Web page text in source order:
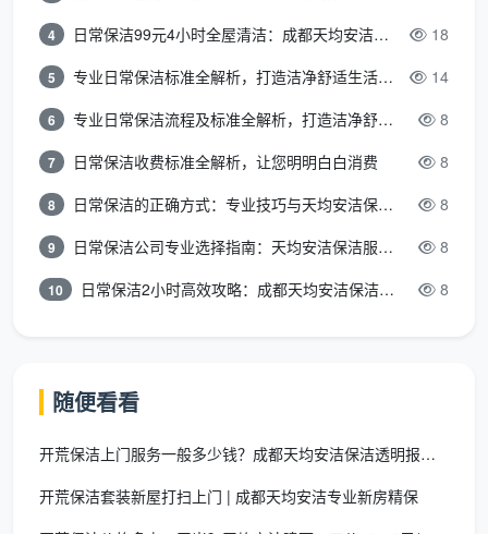
洁净度。
开荒跟精保洁标准已经不是保洁人员单方面的事，更是
业主保障自家空气质量与生活品质的一把尺子。成都天
见、可触、可感的明确规范，让验收不再是走过场。
秩序和呼吸感的回归。真正吃透这套精开荒跟精保洁标
4 日常保洁99元4小时全屋清洁：成都天均安洁保洁超值服务全解析 18
5 专业日常保洁标准全解析，打造洁净舒适生活空间 14
6 专业日常保洁流程及标准全解析，打造洁净舒适环境 8
7 日常保洁收费标准全解析，让您明明白白消费 8
8 日常保洁的正确方式：专业技巧与天均安洁保洁服务全解析 8
9 日常保洁公司专业选择指南：天均安洁保洁服务全解析 8
10 日常保洁2小时高效攻略：成都天均安洁保洁专业时间管理方案 8
随便看看
开荒保洁上门服务一般多少钱？成都天均安洁保洁透明报价全解析
开荒保洁套装新屋打扫上门 | 成都天均安洁专业新房精保